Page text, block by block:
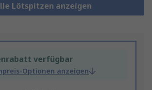
Lötspitzen anzeigen
verfügbar
Optionen anzeigen